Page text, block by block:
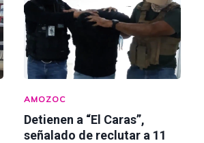
AMOZOC
Detienen a “El Caras”,
señalado de reclutar a 11